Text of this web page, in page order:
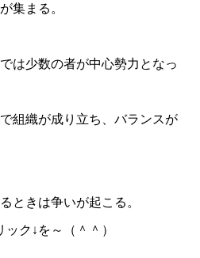
集まる。
は少数の者が中心勢力となっ
組織が成り立ち、バランスが
ときは争いが起こる。
ク↓を～（＾＾）